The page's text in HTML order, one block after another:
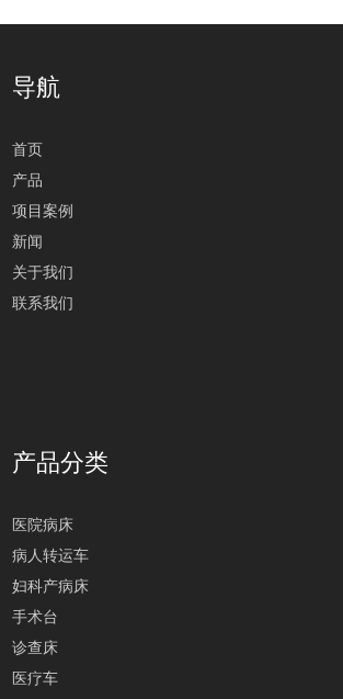
导航
首页
产品
项目案例
新闻
关于我们
联系我们
产品分类
医院病床
病人转运车
妇科产病床
手术台
诊查床
医疗车